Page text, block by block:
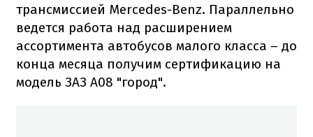
трансмиссией Mercedes-Benz. Параллельно
ведется работа над расширением
ассортимента автобусов малого класса – до
конца месяца получим сертификацию на
модель ЗАЗ А08 "город".